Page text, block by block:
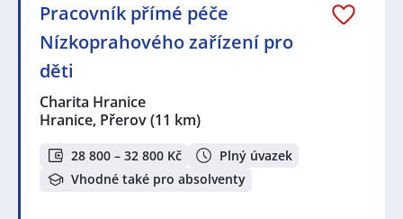
Pracovník přímé péče
Nízkoprahového zařízení pro
děti
Charita Hranice
Hranice, Přerov(11 km)
28 800 – 32 800 Kč
Plný úvazek
Vhodné také pro absolventy